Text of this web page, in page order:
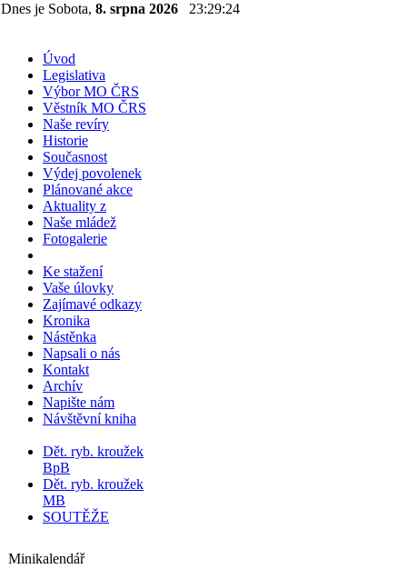
Dnes je Sobota, 8. srpna 2026 23:29:24
Úvod
Legislativa
Výbor MO ČRS
Věstník MO ČRS
Naše revíry
Historie
Současnost
Výdej povolenek
Plánované akce
Aktuality z
Naše mládež
Fotogalerie
Ke stažení
Vaše úlovky
Zajímavé odkazy
Kronika
Nástěnka
Napsali o nás
Kontakt
Archív
Napište nám
Návštěvní kniha
Dět. ryb. kroužek
BpB
Dět. ryb. kroužek
MB
SOUTĚŽE
Minikalendář